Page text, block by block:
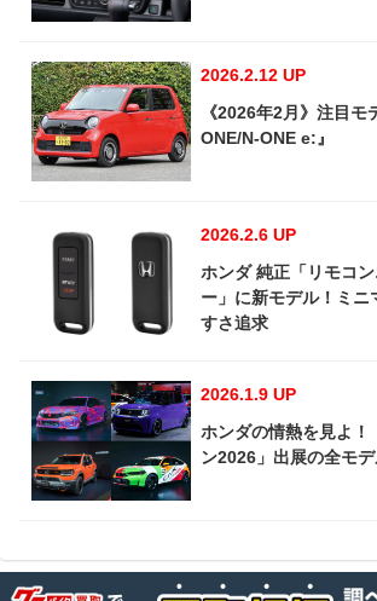
2026.2.12 UP
《2026年2月》注目モ
ONE/N-ONE e:』
2026.2.6 UP
ホンダ 純正「リモコ
ー」に新モデル！ミニ
すさ追求
2026.1.9 UP
ホンダの情熱を見よ！
ン2026」出展の全モ